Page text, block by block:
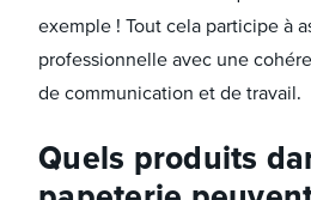
exemple ! Tout cela participe à
professionnelle avec une
de communication et de travail.
Quels produits